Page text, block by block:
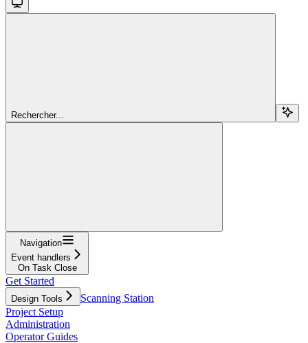
Rechercher...
Navigation
Event handlers
On Task Close
Get Started
Design Tools
Scanning Station
Project Setup
Administration
Operator Guides